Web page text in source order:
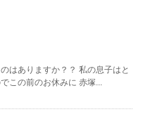
はありますか？？ 私の息子はと
この前のお休みに 赤塚...